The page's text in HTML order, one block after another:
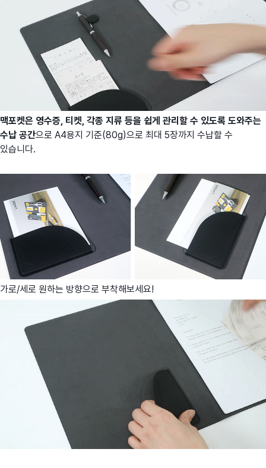
맥포켓은 영수증, 티켓, 각종 지류 등을 쉽게 관리할 수 있도록 도와주는
수납 공간으로 A4용지 기준(80g)으로 최대 5장까지 수납할 수
있습니다.
가로/세로 원하는 방향으로 부착해보세요!